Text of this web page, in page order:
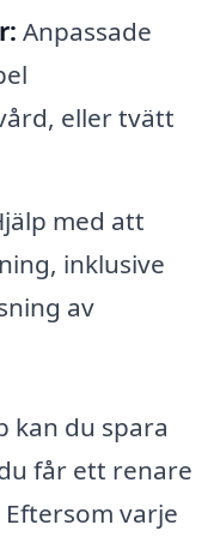
Anpassade
eller tvätt
med att
inklusive
av
kan du spara
får ett renare
varje